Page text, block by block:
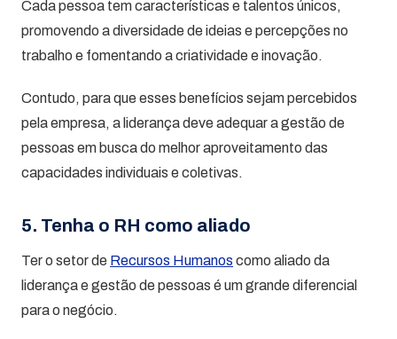
Cada pessoa tem características e talentos únicos,
promovendo a diversidade de ideias e percepções no
trabalho e fomentando a criatividade e inovação.
Contudo, para que esses benefícios sejam percebidos
pela empresa, a liderança deve adequar a gestão de
pessoas em busca do melhor aproveitamento das
capacidades individuais e coletivas.
5. Tenha o RH como aliado
Ter o setor de Recursos Humanos como aliado da
liderança e gestão de pessoas é um grande diferencial
para o negócio.